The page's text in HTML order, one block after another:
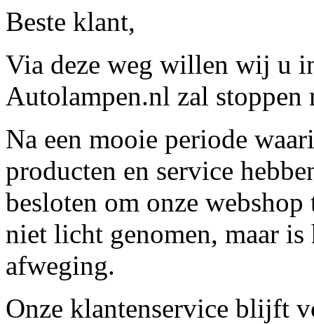
Beste klant,
Via deze weg willen wij u
Autolampen.nl zal stoppen
Na een mooie periode
producten en service
besloten om onze
niet licht genomen, maar
afweging.
Onze klantenservice blijft